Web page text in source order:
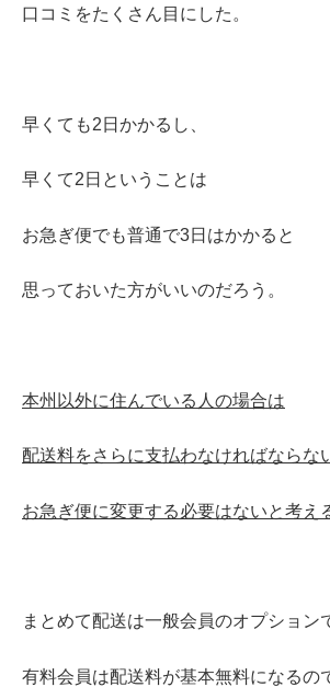
口コミをたくさん目にした。
早くても2日かかるし、
早くて2日ということは
お急ぎ便でも普通で3日はかかると
思っておいた方がいいのだろう。
本州以外に住んでいる人の場合は
配送料をさらに支払わなければならな
お急ぎ便に変更する必要はないと考え
まとめて配送は一般会員のオプション
有料会員は配送料が基本無料になるの